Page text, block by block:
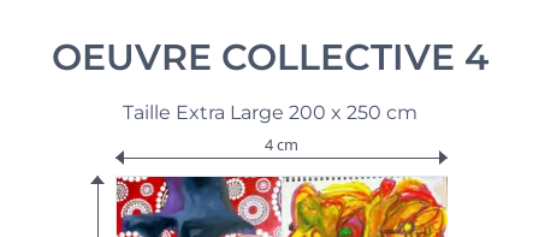
OEUVRE COLLECTIVE 4
Taille Extra Large 200 x 250 cm
4 cm